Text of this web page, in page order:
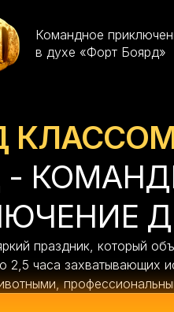
Командное
в духе «Форт Боярд»
-
праздник, который
2,5 часа захватывающих